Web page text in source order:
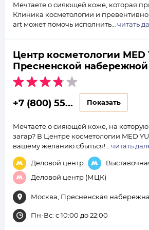
Мечтаете о сияющей коже, которая
Клиника косметологии и
art может помочь исполнить…читать
Центр косметологии MED
Пресненской набережной
+7 (800) 55... Показать
Мечтаете о сияющей коже, на которую
загар? В Центре косметологии MED
вашему желанию сбыться!…читать
Деловой центр
Деловой центр (МЦК)
Москва, Пресненская
Пн-Вс: с 10:00 до 22:00